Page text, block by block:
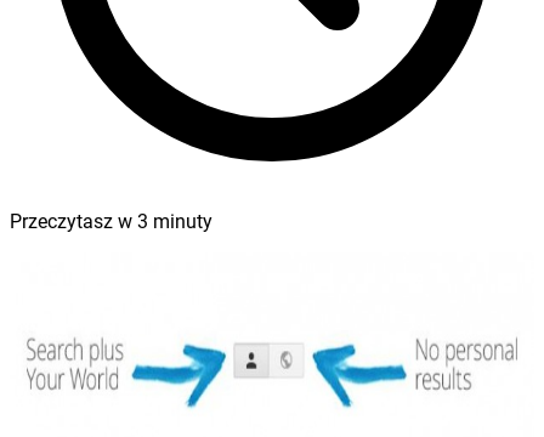
Przeczytasz w 3 minuty